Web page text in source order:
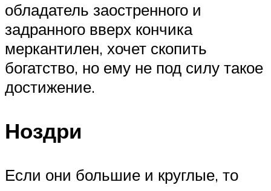
обладатель заостренного и
задранного вверх кончика
меркантилен, хочет скопить
богатство, но ему не под силу такое
достижение.
Ноздри
Если они большие и круглые, то